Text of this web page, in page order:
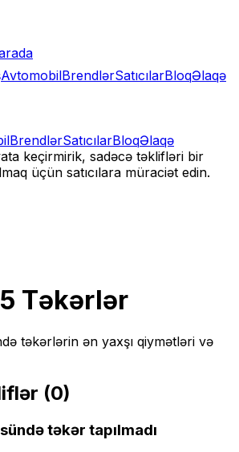
AvtomobilBrendlərSatıcılarBloqƏlaqə
BrendlərSatıcılarBloqƏlaqə
keçirmirik, sadəcə təklifləri bir
üçün satıcılara müraciət edin.
Təkərlər
təkərlərin ən yaxşı qiymətləri və
(0)
təkər tapılmadı